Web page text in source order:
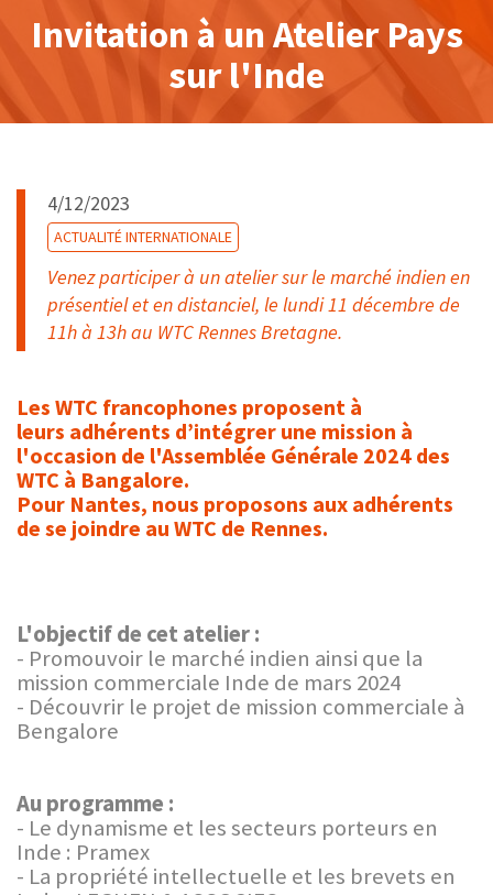
Invitation à un Atelier Pays
sur l'Inde
4/12/2023
ACTUALITÉ INTERNATIONALE
Venez participer à un atelier sur le marché indien en
présentiel et en distanciel, le lundi 11 décembre de
11h à 13h au WTC Rennes Bretagne.
Les WTC francophones proposent à
leurs adhérents d’intégrer une mission à
l'occasion de l'Assemblée Générale 2024 des
WTC à Bangalore.
Pour Nantes, nous proposons aux adhérents
de se joindre au WTC de Rennes.
L'objectif de cet atelier :
- Promouvoir le marché indien ainsi que la
mission commerciale Inde de mars 2024
- Découvrir le projet de mission commerciale à
Bengalore
Au programme :
- Le dynamisme et les secteurs porteurs en
Inde : Pramex
- La propriété intellectuelle et les brevets en